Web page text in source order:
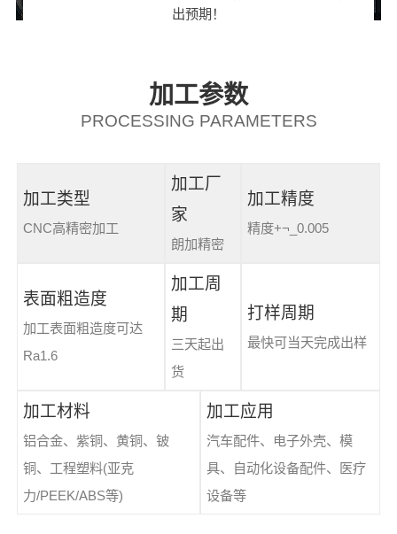
出预期！
加工参数
PROCESSING PARAMETERS
加工类型
CNC高精密加工
加工厂
家
朗加精密
加工精度
精度+¬_0.005
表面粗造度
加工表面粗造度可达
Ra1.6
加工周
期
三天起出
货
打样周期
最快可当天完成出样
加工材料
铝合金、紫铜、黄铜、铍
铜、工程塑料(亚克
力/PEEK/ABS等)
加工应用
汽车配件、电子外壳、模
具、自动化设备配件、医疗
设备等